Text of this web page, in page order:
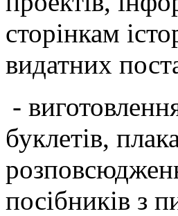
сторінкам
видатних
-
буклетів,
посібників з